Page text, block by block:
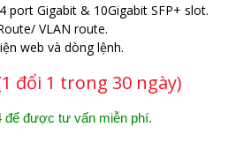
port Gigabit & 10Gigabit SFP+ slot.
VLAN route.
web và dòng lệnh.
đổi 1 trong 30 ngày)
để được tư vấn miễn phí.